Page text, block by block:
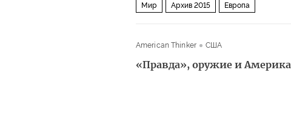
Мир Архив 2015 Европа
American Thinker США
«Правда», оружие и Америка